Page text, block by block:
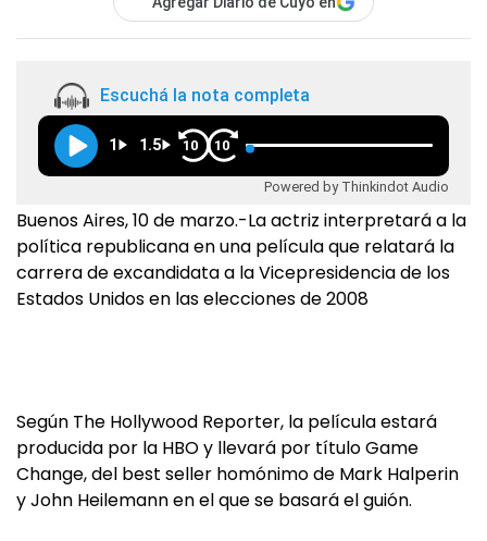
Escuchá la nota completa
1 1.5 10 10
Powered by Thinkindot Audio
Buenos Aires, 10 de marzo.-La actriz interpretará a la
política republicana en una película que relatará la
carrera de excandidata a la Vicepresidencia de los
Estados Unidos en las elecciones de 2008
Según The Hollywood Reporter, la película estará
producida por la HBO y llevará por título Game
Change, del best seller homónimo de Mark Halperin
y John Heilemann en el que se basará el guión.